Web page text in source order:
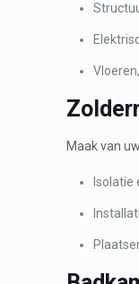
Maak van
Isolatie